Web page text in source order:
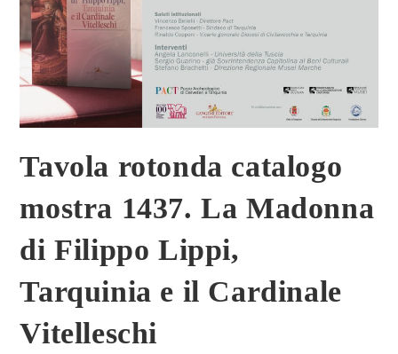
Tavola rotonda catalogo
mostra 1437. La Madonna
di Filippo Lippi,
Tarquinia e il Cardinale
Vitelleschi